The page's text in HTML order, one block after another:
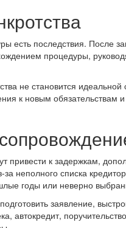
есть последствия. После
процедуры,
не становится идеальной
к новым обязательствам
привести к задержкам,
неполного списка
годы или неверно
заявление,
автокредит,